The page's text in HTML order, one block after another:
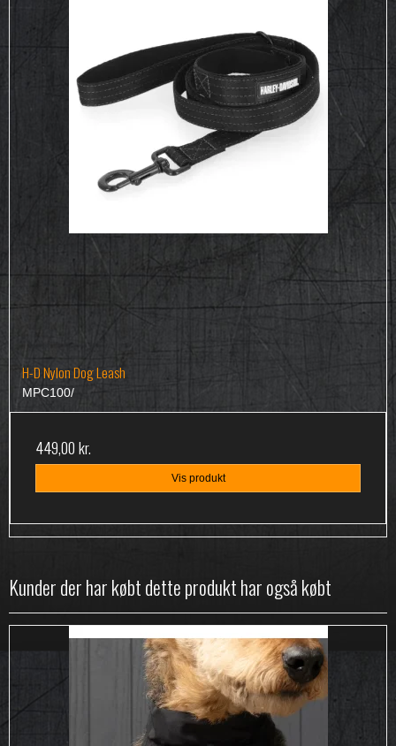
H-D Nylon Dog Leash
MPC100/
449,00 kr.
Vis produkt
Kunder der har købt dette produkt har også købt